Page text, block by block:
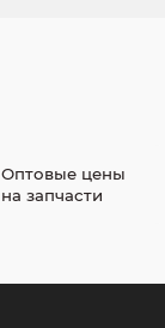
Оптовые цены
на запчасти